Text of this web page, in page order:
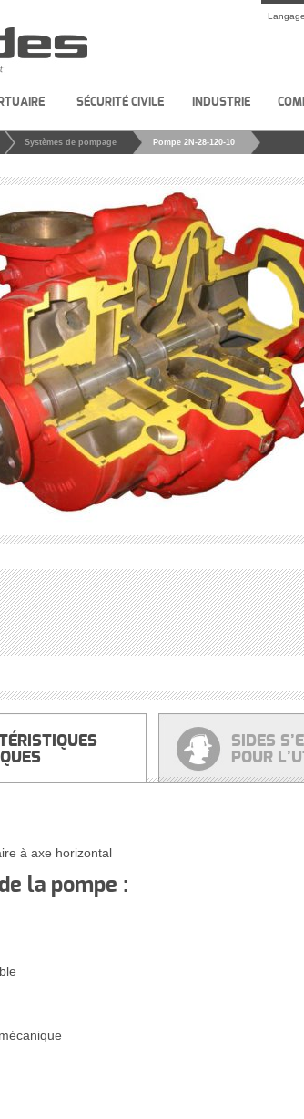
SÉCURITÉ CIVILE INDUSTRIE
Systèmes de pompage Pompe 2N-28-120-10
SIDES
POUR
à axe horizontal
la pompe :